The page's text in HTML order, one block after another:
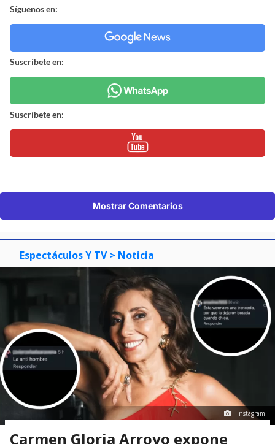
Síguenos en:
Suscríbete en:
Suscríbete en:
Mostrar Comentarios
Espectáculos Y TV > Noticia
Instagram
Carmen Gloria Arroyo expone